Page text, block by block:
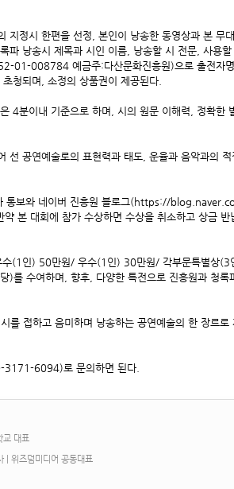
정시 한편을 선정, 본인이 낭송한 동영상과 본 무
낭송시 제목과 시인 이름, 낭송할 시 전문, 사용
01-008784 예금주:다산문화진흥원)으로 출전자
청되며, 소정의 상품권이 제공된다.
4분이내 기준으로 하며, 시의 원문 이해력, 정확한
선 공연예술로의 표현력과 태도, 운율과 음악과의
통보와 네이버 진흥원 블로그(https://
본 대회에 참가 수상하면 수상을 취소하고 상금
(1인) 50만원/ 우수(1인) 30만원/ 각부문특별상(3
수여하며, 향후, 다양한 특전으로 진흥원과 청록
를 접하고 음미하며 낭송하는 공연예술의 한 장르로
3171-6094)로 문의하면 된다.
교 대표
| 위즈덤미디어 공동대표